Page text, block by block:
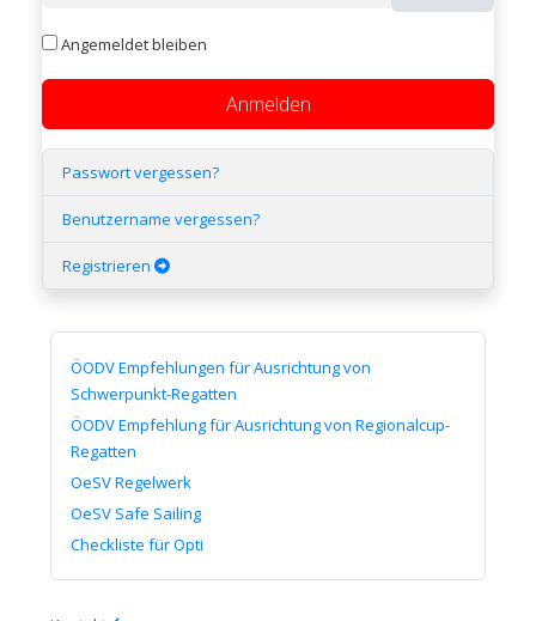
Passwort
Angemeldet bleiben
Anmelden
Passwort vergessen?
Benutzername vergessen?
Registrieren
ÖODV Empfehlungen für Ausrichtung von
Schwerpunkt-Regatten
ÖODV Empfehlung für Ausrichtung von Regionalcup-
Regatten
OeSV Regelwerk
OeSV Safe Sailing
Checkliste für Opti